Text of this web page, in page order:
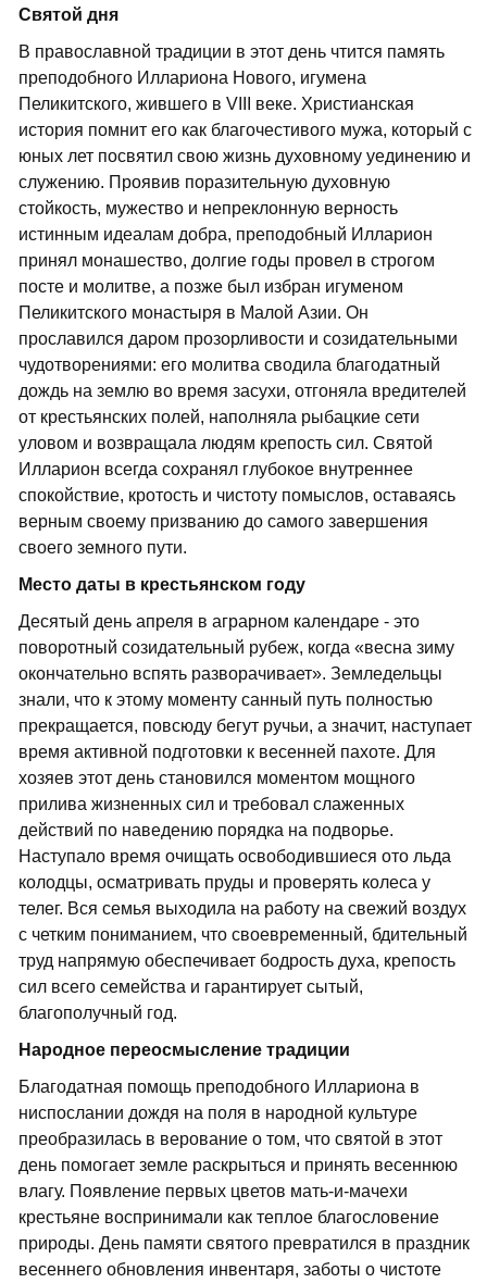
Святой дня
В православной традиции в этот день чтится память
преподобного Иллариона Нового, игумена
Пеликитского, жившего в VIII веке. Христианская
история помнит его как благочестивого мужа, который с
юных лет посвятил свою жизнь духовному уединению и
служению. Проявив поразительную духовную
стойкость, мужество и непреклонную верность
истинным идеалам добра, преподобный Илларион
принял монашество, долгие годы провел в строгом
посте и молитве, а позже был избран игуменом
Пеликитского монастыря в Малой Азии. Он
прославился даром прозорливости и созидательными
чудотворениями: его молитва сводила благодатный
дождь на землю во время засухи, отгоняла вредителей
от крестьянских полей, наполняла рыбацкие сети
уловом и возвращала людям крепость сил. Святой
Илларион всегда сохранял глубокое внутреннее
спокойствие, кротость и чистоту помыслов, оставаясь
верным своему призванию до самого завершения
своего земного пути.
Место даты в крестьянском году
Десятый день апреля в аграрном календаре - это
поворотный созидательный рубеж, когда «весна зиму
окончательно вспять разворачивает». Земледельцы
знали, что к этому моменту санный путь полностью
прекращается, повсюду бегут ручьи, а значит, наступает
время активной подготовки к весенней пахоте. Для
хозяев этот день становился моментом мощного
прилива жизненных сил и требовал слаженных
действий по наведению порядка на подворье.
Наступало время очищать освободившиеся ото льда
колодцы, осматривать пруды и проверять колеса у
телег. Вся семья выходила на работу на свежий воздух
с четким пониманием, что своевременный, бдительный
труд напрямую обеспечивает бодрость духа, крепость
сил всего семейства и гарантирует сытый,
благополучный год.
Народное переосмысление традиции
Благодатная помощь преподобного Иллариона в
ниспослании дождя на поля в народной культуре
преобразилась в верование о том, что святой в этот
день помогает земле раскрыться и принять весеннюю
влагу. Появление первых цветов мать-и-мачехи
крестьяне воспринимали как теплое благословение
природы. День памяти святого превратился в праздник
весеннего обновления инвентаря, заботы о чистоте